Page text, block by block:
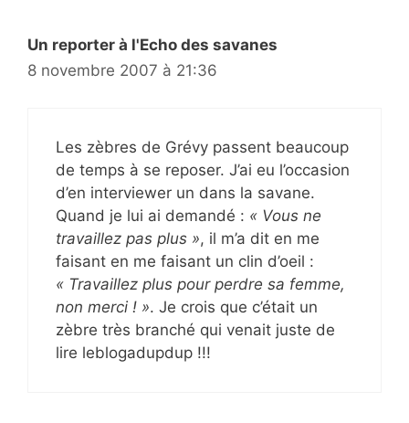
Un reporter à l'Echo des savanes
8 novembre 2007 à 21:36
Les zèbres de Grévy passent beaucoup
de temps à se reposer. J’ai eu l’occasion
d’en interviewer un dans la savane.
Quand je lui ai demandé : « Vous ne
travaillez pas plus », il m’a dit en me
faisant en me faisant un clin d’oeil :
« Travaillez plus pour perdre sa femme,
non merci ! ». Je crois que c’était un
zèbre très branché qui venait juste de
lire leblogadupdup !!!